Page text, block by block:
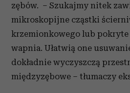
zębów. – Szukajmy nitek
mikroskopijne cząstki
krzemionkowego lub
wapnia. Ułatwią one
dokładnie wyczyszczą
międzyzębowe – tłumaczy